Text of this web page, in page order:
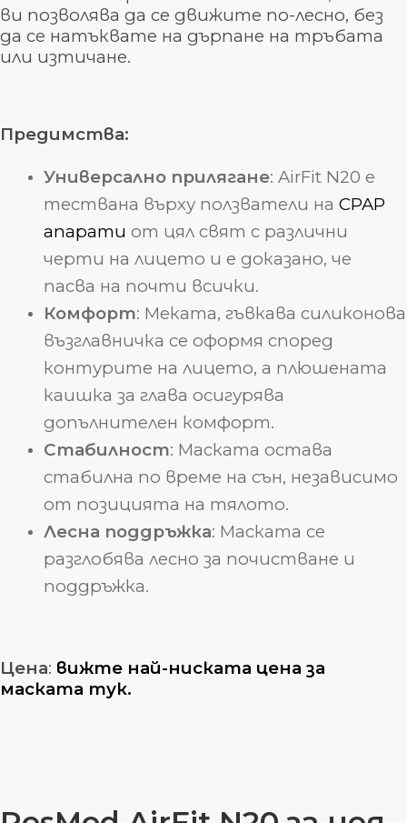
ви позволява да се движите по-лесно, без
да се натъквате на дърпане на тръбата
или изтичане.
Предимства:
Универсално прилягане: AirFit N20 е
тествана върху ползватели на CPAP
апарати от цял свят с различни
черти на лицето и е доказано, че
пасва на почти всички.
Комфорт: Меката, гъвкава силиконова
възглавничка се оформя според
контурите на лицето, а плюшената
каишка за глава осигурява
допълнителен комфорт.
Стабилност: Маската остава
стабилна по време на сън, независимо
от позицията на тялото.
Лесна поддръжка: Маската се
разглобява лесно за почистване и
поддръжка.
Цена: вижте най-ниската цена за
маската тук.